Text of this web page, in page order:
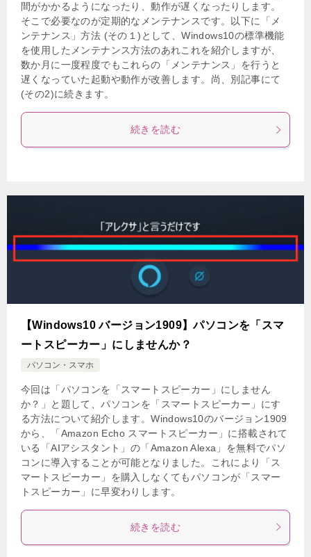
間がかかるようになったり、動作が遅くなったりします。
そこで必要なのが定期的なメンテナンスです。以下に「メ
ンテナンス」方法 (その１)として、Windows10の標準機能
を使用したメンテナンス方法のあれこれを紹介しますが、
数か月に一度程度でもこれらの「メンテナンス」を行うと
遅くなっていた起動や動作が改善します。尚、別記事にて
(その2)に続きます。
続きを読む
【Windows10 バージョン1909】パソコンを「スマ
ートスピーカー」にしませんか？
パソコン・スマホ
今回は「パソコンを「スマートスピーカー」にしません
か？」と題して、パソコンを「スマートスピーカー」にす
る方法について紹介します。Windows10のバージョン1909
から、「Amazon Echo スマートスピーカー」に搭載されて
いる「AIアシスタント」の「Amazon Alexa」を無料でパソ
コンに導入することが可能となりました。これにより「ス
マートスピーカー」を購入しなくてもパソコンが「スマー
トスピーカー」に早変わりします。
続きを読む